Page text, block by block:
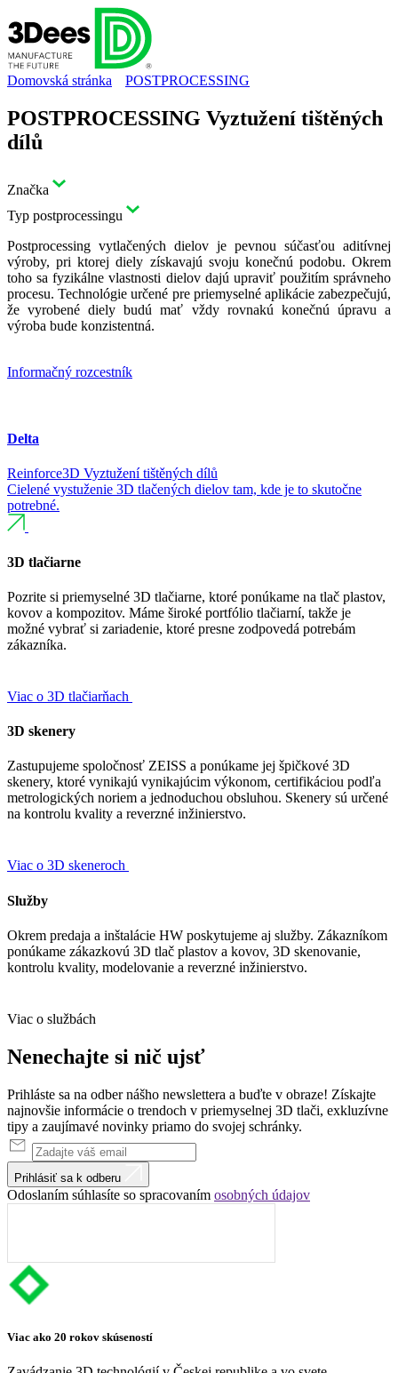
Domovská stránka POSTPROCESSING
POSTPROCESSING Vyztužení tištěných
dílů
Značka
Typ postprocessingu
Postprocessing vytlačených dielov je pevnou súčasťou aditívnej
výroby, pri ktorej diely získavajú svoju konečnú podobu. Okrem
toho sa fyzikálne vlastnosti dielov dajú upraviť použitím správneho
procesu. Technológie určené pre priemyselné aplikácie zabezpečujú,
že vyrobené diely budú mať vždy rovnakú konečnú úpravu a
výroba bude konzistentná.
Informačný rozcestník
Delta
Reinforce3D Vyztužení tištěných dílů
Cielené vystuženie 3D tlačených dielov tam, kde je to skutočne
potrebné.
3D tlačiarne
Pozrite si priemyselné 3D tlačiarne, ktoré ponúkame na tlač plastov,
kovov a kompozitov. Máme široké portfólio tlačiarní, takže je
možné vybrať si zariadenie, ktoré presne zodpovedá potrebám
zákazníka.
Viac o 3D tlačiarňach
3D skenery
Zastupujeme spoločnosť ZEISS a ponúkame jej špičkové 3D
skenery, ktoré vynikajú vynikajúcim výkonom, certifikáciou podľa
metrologických noriem a jednoduchou obsluhou. Skenery sú určené
na kontrolu kvality a reverzné inžinierstvo.
Viac o 3D skeneroch
Služby
Okrem predaja a inštalácie HW poskytujeme aj služby. Zákazníkom
ponúkame zákazkovú 3D tlač plastov a kovov, 3D skenovanie,
kontrolu kvality, modelovanie a reverzné inžinierstvo.
Viac o službách
Nenechajte si nič ujsť
Prihláste sa na odber nášho newslettera a buďte v obraze! Získajte
najnovšie informácie o trendoch v priemyselnej 3D tlači, exkluzívne
tipy a zaujímavé novinky priamo do svojej schránky.
Prihlásiť sa k odberu
Odoslaním súhlasíte so spracovaním osobných údajov
Viac ako 20 rokov skúseností